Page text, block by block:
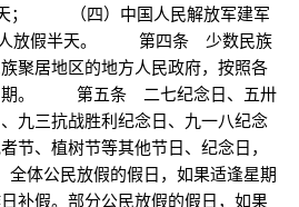
天； （四）中国人民解放军建军
人放假半天。 第四条 少数民族
聚居地区的地方人民政府，按照各
期。 第五条 二七纪念日、五卅
九三抗战胜利纪念日、九一八纪念
节、植树节等其他节日、纪念日，
公民放假的假日，如果适逢星期
补假。部分公民放假的假日，如果